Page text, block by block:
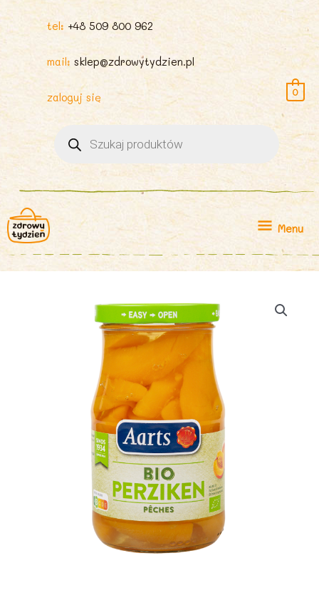
tel: +48 509 800 962
mail: sklep@zdrowytydzien.pl
zaloguj się
produktów
0
Menu
Menu